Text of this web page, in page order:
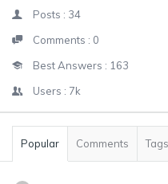
Posts : 34
Comments : 0
Best Answers : 163
Users : 7k
Popular Comments Tags